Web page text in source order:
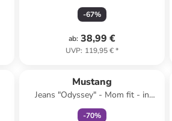
-67%
ab: 38,99 €
UVP: 119,95 €*
Mustang
Jeans "Odyssey" - Mom fit - in
Dunkelblau
-70%